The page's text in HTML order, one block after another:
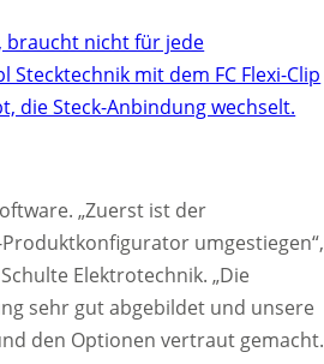
braucht nicht für jede
mit dem FC Flexi-Clip
die Steck-Anbindung wechselt.
„Zuerst ist der
umgestiegen“,
Elektrotechnik. „Die
sehr gut abgebildet und unsere
den Optionen vertraut gemacht.